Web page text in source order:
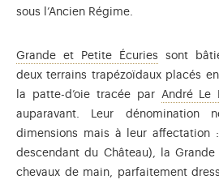
sous l’Ancien Régime.
Grande et Petite Écuries sont
deux terrains trapézoïdaux placés
la patte-d’oie tracée par André Le
auparavant. Leur
dimensions mais à leur affectation
descendant du Château), la
chevaux de main, parfaitement